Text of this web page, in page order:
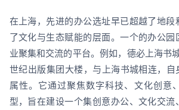
在上海，先进的办公选址早已超越了地段
了文化与生态赋能的层面。一个的办公园
业聚集和交流的平台。例如，德必上海书
世纪出版集团大楼，与上海书城相连，自
属性。它通过聚焦数字科技、文化创意
型，旨在建设一个集创意办公、文化交流